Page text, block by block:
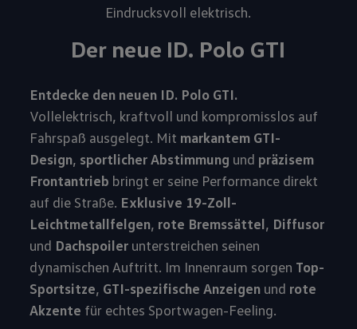
Eindrucksvoll elektrisch.
Der neue ID. Polo GTI
Entdecke den neuen ID. Polo GTI.
Vollelektrisch, kraftvoll und kompromisslos auf
Fahrspaß ausgelegt. Mit markantem GTI-
Design, sportlicher Abstimmung und präzisem
Frontantrieb bringt er seine Performance direkt
auf die Straße. Exklusive 19-Zoll-
Leichtmetallfelgen, rote Bremssättel, Diffusor
und Dachspoiler unterstreichen seinen
dynamischen Auftritt. Im Innenraum sorgen Top-
Sportsitze, GTI-spezifische Anzeigen und rote
Akzente für echtes Sportwagen-Feeling.